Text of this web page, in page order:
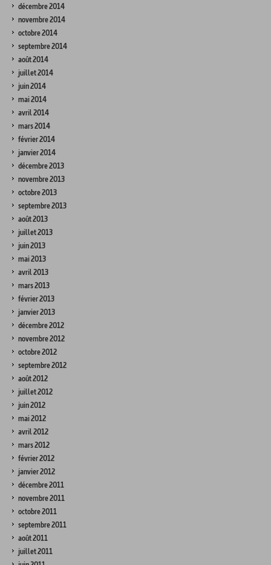
décembre 2014
novembre 2014
octobre 2014
septembre 2014
août 2014
juillet 2014
juin 2014
mai 2014
avril 2014
mars 2014
février 2014
janvier 2014
décembre 2013
novembre 2013
octobre 2013
septembre 2013
août 2013
juillet 2013
juin 2013
mai 2013
avril 2013
mars 2013
février 2013
janvier 2013
décembre 2012
novembre 2012
octobre 2012
septembre 2012
août 2012
juillet 2012
juin 2012
mai 2012
avril 2012
mars 2012
février 2012
janvier 2012
décembre 2011
novembre 2011
octobre 2011
septembre 2011
août 2011
juillet 2011